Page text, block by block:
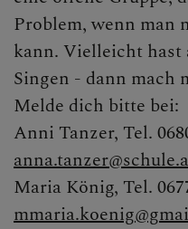
Problem, wenn man
kann. Vielleicht hast
Singen - dann mach
Melde dich bitte bei:
Anni Tanzer, Tel.
Maria König, Tel.